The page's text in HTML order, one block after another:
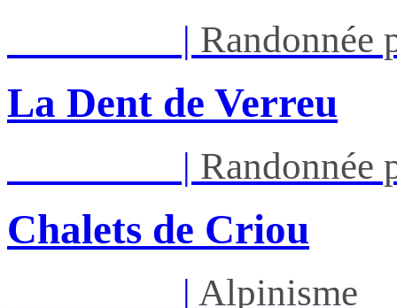
| Randonnée
La Dent de Verreu
| Randonnée
Chalets de Criou
| Alpinisme